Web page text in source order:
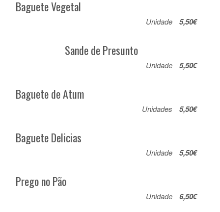
Baguete Vegetal
Unidade 5,50€
Sande de Presunto
Unidade 5,50€
Baguete de Atum
Unidades 5,50€
Baguete Delicias
Unidade 5,50€
Prego no Pão
Unidade 6,50€